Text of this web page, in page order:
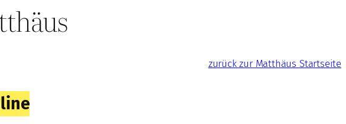
zurück zur Matthäus Startseite